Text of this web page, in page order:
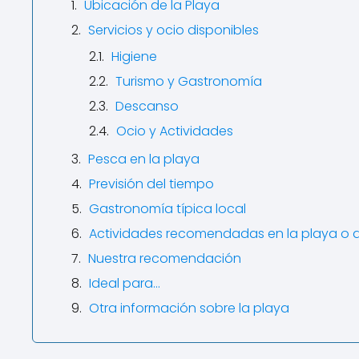
Ubicación de la Playa
Servicios y ocio disponibles
Higiene
Turismo y Gastronomía
Descanso
Ocio y Actividades
Pesca en la playa
Previsión del tiempo
Gastronomía típica local
Actividades recomendadas en la playa o
Nuestra recomendación
Ideal para…
Otra información sobre la playa